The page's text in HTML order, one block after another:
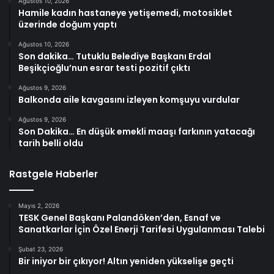
Hamile kadın hastaneye yetişemedi, motosiklet
üzerinde doğum yaptı
Ağustos 10, 2026
Son dakika… Tutuklu Belediye Başkanı Erdal
Beşikçioğlu’nun esrar testi pozitif çıktı
Ağustos 9, 2026
Balkonda aile kavgasını izleyen komşuyu vurdular
Ağustos 9, 2026
Son Dakika… En düşük emekli maaşı farkının yatacağı
tarih belli oldu
Rastgele Haberler
Mayıs 2, 2026
TESK Genel Başkanı Palandöken’den, Esnaf ve
Sanatkarlar İçin Özel Enerji Tarifesi Uygulanması Talebi
Şubat 23, 2026
Bir iniyor bir çıkıyor! Altın yeniden yükselişe geçti